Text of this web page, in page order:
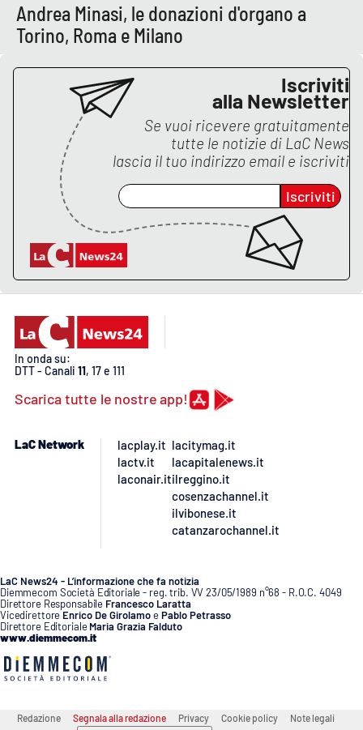
Andrea Minasi, le donazioni d'organo a
Torino, Roma e Milano
Iscriviti
alla Newsletter
Se vuoi ricevere gratuitamente
tutte le notizie di LaC News
lascia il tuo indirizzo email e iscriviti
Iscriviti
In onda su:
DTT - Canali 11, 17 e 111
Scarica tutte le nostre app!
LaC Network
lacplay.it
lactv.it
laconair.it
lacitymag.it
lacapitalenews.it
ilreggino.it
cosenzachannel.it
ilvibonese.it
catanzarochannel.it
LaC News24 - L’informazione che fa notizia
Diemmecom Società Editoriale - reg. trib. VV 23/05/1989 n°68 - R.O.C. 4049
Direttore Responsabile Francesco Laratta
Vicedirettore Enrico De GirolamoePablo Petrasso
Direttore Editoriale Maria Grazia Falduto
www.diemmecom.it
Redazione Segnala alla redazione Privacy Cookie policy Note legali